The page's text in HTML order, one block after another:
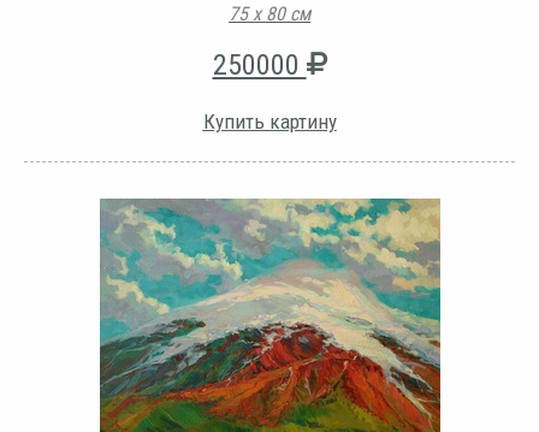
75 х 80 см
250000
Купить картину